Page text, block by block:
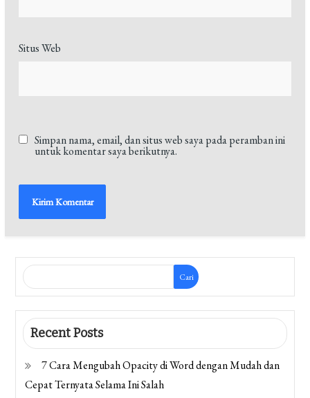
Situs Web
Simpan nama, email, dan situs web saya pada peramban ini
untuk komentar saya berikutnya.
Cari
Recent Posts
7 Cara Mengubah Opacity di Word dengan Mudah dan
Cepat Ternyata Selama Ini Salah